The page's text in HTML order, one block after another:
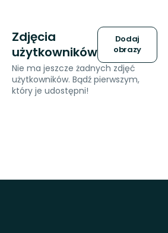
Zdjęcia
użytkowników
Dodaj
obrazy
Nie ma jeszcze żadnych zdjęć
użytkowników. Bądź pierwszym,
który je udostępni!